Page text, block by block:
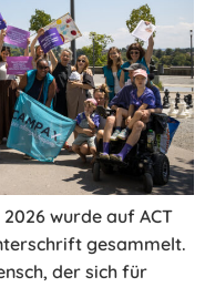
wurde auf ACT
gesammelt.
der sich für